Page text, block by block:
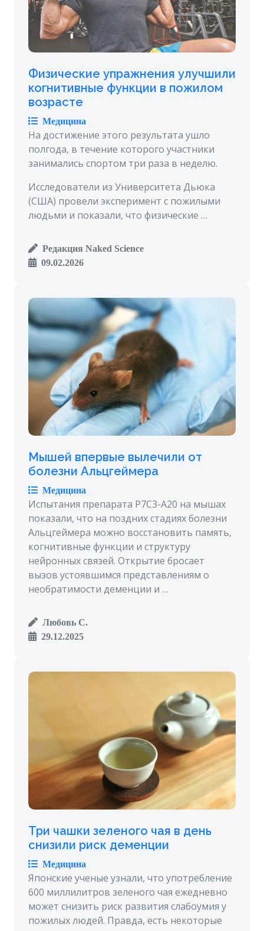
Физические упражнения улучшили
когнитивные функции в пожилом
возрасте
Медицина
На достижение этого результата ушло
полгода, в течение которого участники
занимались спортом три раза в неделю.
Исследователи из Университета Дьюка
(США) провели эксперимент с пожилыми
людьми и показали, что физические …
Редакция Naked Science
09.02.2026
Мышей впервые вылечили от
болезни Альцгеймера
Медицина
Испытания препарата P7C3-A20 на мышах
показали, что на поздних стадиях болезни
Альцгеймера можно восстановить память,
когнитивные функции и структуру
нейронных связей. Открытие бросает
вызов устоявшимся представлениям о
необратимости деменции и …
Любовь С.
29.12.2025
Три чашки зеленого чая в день
снизили риск деменции
Медицина
Японские ученые узнали, что употребление
600 миллилитров зеленого чая ежедневно
может снизить риск развития слабоумия у
пожилых людей. Правда, есть некоторые